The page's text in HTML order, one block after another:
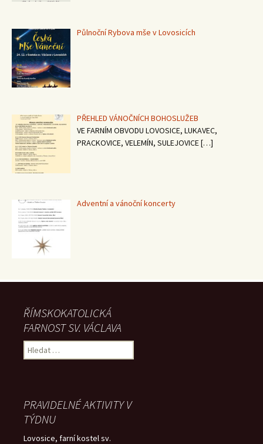
Půlnoční Rybova mše v Lovosicích
PŘEHLED VÁNOČNÍCH BOHOSLUŽEB
VE FARNÍM OBVODU LOVOSICE, LUKAVEC,
PRACKOVICE, VELEMÍN, SULEJOVICE[…]
Adventní a vánoční koncerty
ŘÍMSKOKATOLICKÁ
FARNOST SV. VÁCLAVA
Vyhledávání
PRAVIDELNÉ AKTIVITY V
TÝDNU
Lovosice, farní kostel sv.